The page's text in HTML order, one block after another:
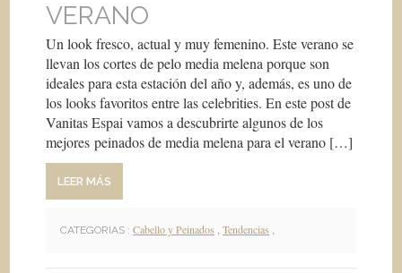
VERANO
Un look fresco, actual y muy femenino. Este verano se
llevan los cortes de pelo media melena porque son
ideales para esta estación del año y, además, es uno de
los looks favoritos entre las celebrities. En este post de
Vanitas Espai vamos a descubrirte algunos de los
mejores peinados de media melena para el verano […]
LEER MÁS
CATEGORIAS : Cabello y Peinados ,Tendencias